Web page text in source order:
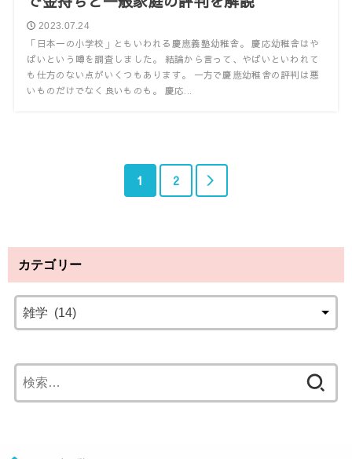
2023.07.24
「日本一の小学校」ともいわれる慶應義塾幼稚舎。 慶応幼稚舎はや
ばいという噂を調査しました。 結論から言って、やばいといわれて
も仕方のない点がいくつもあります。 一方で慶應幼稚舎の評判は悪
いものだけでなく良いものも。 慶応...
1 2 ＞
カテゴリー
索